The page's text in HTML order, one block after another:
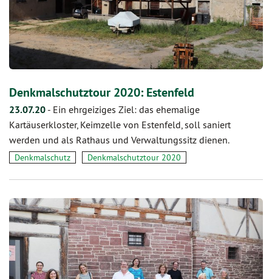
Denkmalschutztour 2020: Estenfeld
23.07.20 - Ein ehrgeiziges Ziel: das ehemalige
Kartäuserkloster, Keimzelle von Estenfeld, soll saniert
werden und als Rathaus und Verwaltungssitz dienen.
Denkmalschutz Denkmalschutztour 2020